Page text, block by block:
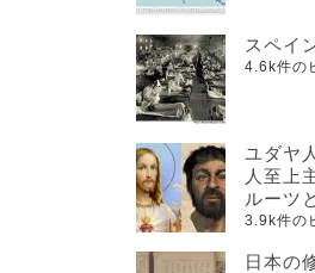
スペイ
4.6k件の
ユダヤ
人至上
ルーツ
3.9k件の
日本の